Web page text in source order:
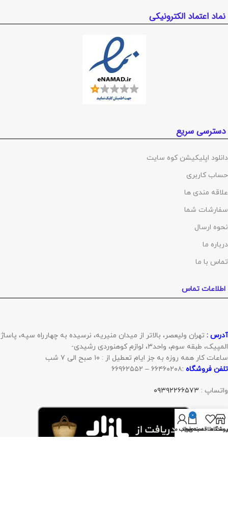
نماد اعتماد الکترونیکی
دسترسی سریع
دانلود اپلیکیشن کوه سایت
حساب کاربری
علاقه مندی ها
سفارشات شما
نحوه ارسال
درباره ما
تماس با ما
اطلاعات تماس
آدرس : تهران ولیعصر، بالاتر از میدان منیریه، نرسیده به چهارراه سپه، پاساژ
المپیک، طبقه سوم، واحد۳، لوازم کوهنوردی رشیدی-
ساعات کار همه روزه به جز ایام تعطیل از : ۱۰ صبح الی ۷ شب
تلفن فروشگاه :۶۶۴۶۰۲۰۸ – ۶۶۹۶۲۵۵۲
واتساپ : ۰۹۳۹۲۲۶۶۵۷۳
علاقه‌مندی‌ها
0
سبد خرید
حساب من